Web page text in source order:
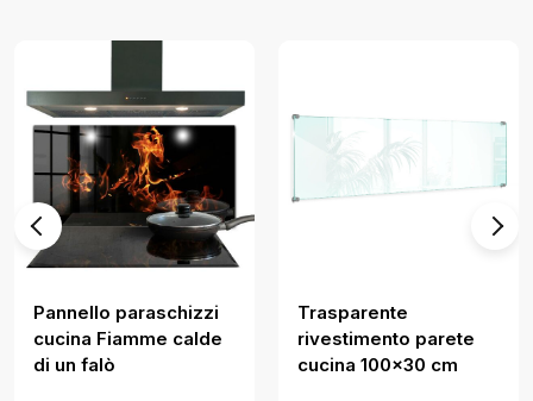
Pannello paraschizzi
cucina Fiamme calde
di un falò
Trasparente
rivestimento parete
cucina 100x30 cm